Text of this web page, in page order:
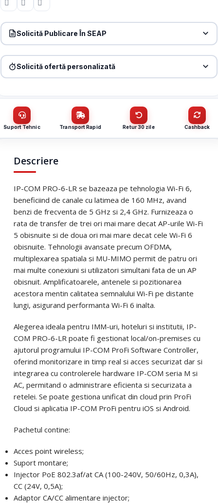
Solicită Publicare În SEAP
CUI
Telefon*
Trimite solicitarea
Solicită ofertă personalizată
Nume / firmă
Email *
Telefon*
Cerințele tale (proiect, buget, termen, alte produse)
Trimite solicitarea
Suport Tehnic Transport Rapid Retur 30 zile Cashback
Descriere
IP-COM PRO-6-LR se bazeaza pe tehnologia Wi-Fi 6,
beneficiind de canale cu latimea de 160 MHz, avand
benzi de frecventa de 5 GHz si 2,4 GHz. Furnizeaza o
rata de transfer de trei ori mai mare decat AP-urile Wi-Fi
5 obisnuite si de doua ori mai mare decat cele Wi-Fi 6
obisnuite. Tehnologii avansate precum OFDMA,
multiplexarea spatiala si MU-MIMO permit de patru ori
mai multe conexiuni si utilizatori simultani fata de un AP
obisnuit. Amplificatoarele, antenele si pozitionarea
acestora mentin calitatea semnalului Wi-Fi pe distante
lungi, asigurand performanta Wi-Fi 6 inalta.
Alegerea ideala pentru IMM-uri, hoteluri si institutii, IP-
COM PRO-6-LR poate fi gestionat local/on-premises cu
ajutorul programului IP-COM ProFi Software Controller,
oferind monitorizare in timp real si acces securizat dar si
integrarea cu controlerele hardware IP-COM seria M si
AC, permitand o administrare eficienta si securizata a
retelei. Se poate gestiona unificat din cloud prin ProFi
Cloud si aplicatia IP-COM ProFi pentru iOS si Android.
Pachetul contine:
Acces point wireless;
Suport montare;
Injector PoE 802.3af/at CA (100-240V, 50/60Hz, 0,3A),
CC (24V, 0,5A);
Adaptor CA/CC alimentare injector;